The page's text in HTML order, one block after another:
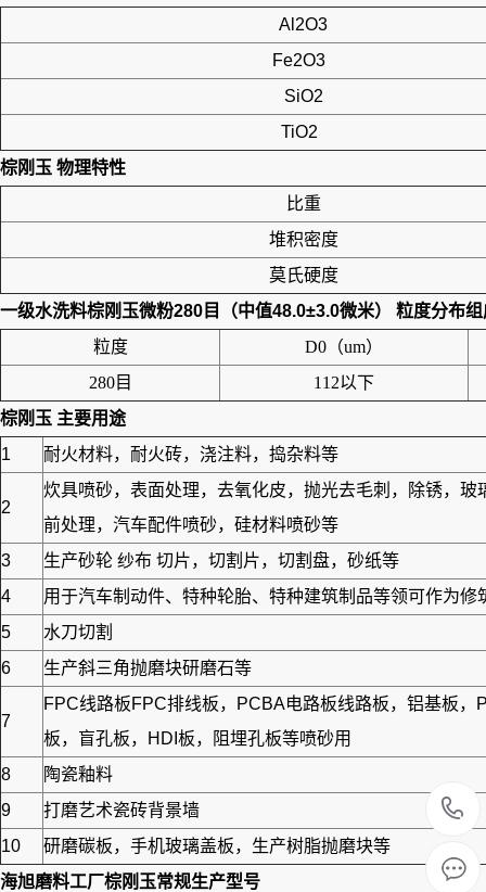
Al2O3
Fe2O3
SiO2
TiO2
棕刚玉 物理特性
比重
堆积密度
莫氏硬度
一级水洗料棕刚玉微粉280目（中值48.0±3.0微米）
粒度分布组
粒度
D0（um）
280目
112以下
棕刚玉 主要用途
1
耐火材料，耐火砖，浇注料，捣杂料等
2
炊具喷砂，表面处理，去氧化皮，抛光去毛刺，除锈，
前处理，汽车配件喷砂，硅材料喷砂等
3
生产砂轮 纱布 切片，切割片，切割盘，砂纸等
4
用于汽车制动件、特种轮胎、特种建筑制品等领可作为
5
水刀切割
6
生产斜三角抛磨块研磨石等
7
FPC线路板FPC排线板，PCBA电路板线路板，铝基板
板，盲孔板，HDI板，阻埋孔板等喷砂用
8
陶瓷釉料
9
打磨艺术瓷砖背景墙
10
研磨碳板，手机玻璃盖板，生产树脂抛磨块等
海旭磨料工厂棕刚玉常规生产型号